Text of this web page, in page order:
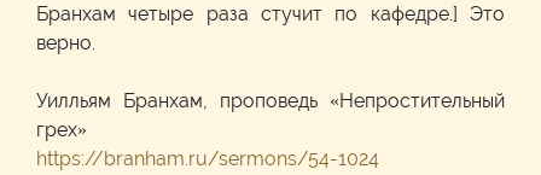
Бранхам четыре раза стучит по кафедре.] Это
верно.
Уилльям Бранхам, проповедь «Непростительный
грех»
https://branham.ru/sermons/54-1024